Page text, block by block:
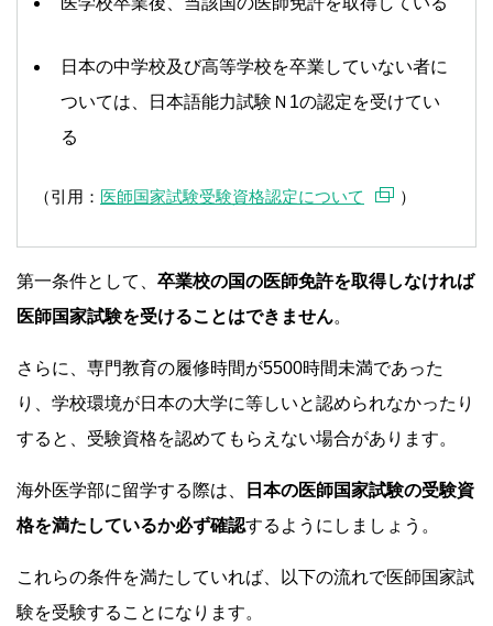
日本の中学校及び高等学校を卒業していない者に
ついては、日本語能力試験Ｎ1の認定を受けてい
る
（引用： 医師国家試験受験資格認定について ）
第一条件として、 卒業校の国の医師免許を取得しなければ
医師国家試験を受けることはできません。
さらに、専門教育の履修時間が5500時間未満であった
り、学校環境が日本の大学に等しいと認められなかったり
すると、受験資格を認めてもらえない場合があります。
海外医学部に留学する際は、
日本の医師国家試験の受験資
格を満たしているか必ず確認するようにしましょう。
これらの条件を満たしていれば、以下の流れで医師国家試
験を受験することになります。